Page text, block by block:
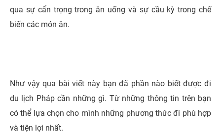
qua sự cẩn trọng trong ăn uống và sự cầu kỳ trong chế
biến các món ăn.
Như vậy qua bài viết này bạn đã phần nào biết được đi
du lịch Pháp cần những gì. Từ những thông tin trên bạn
có thể lựa chọn cho mình những phương thức đi phù hợp
và tiện lợi nhất.